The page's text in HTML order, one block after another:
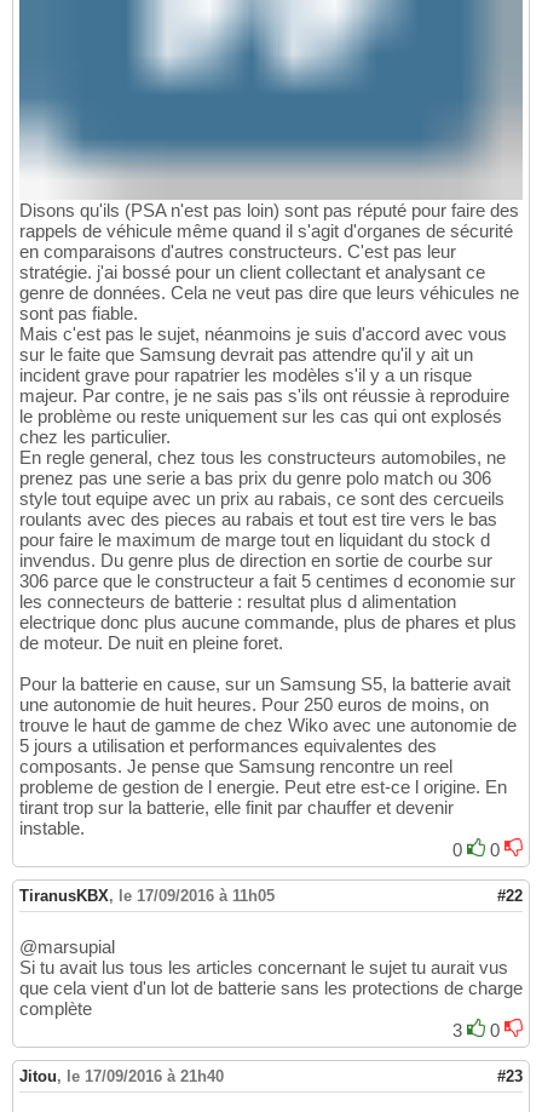
Disons qu'ils (PSA n'est pas loin) sont pas réputé pour faire des
rappels de véhicule même quand il s'agit d'organes de sécurité
en comparaisons d'autres constructeurs. C'est pas leur
stratégie. j'ai bossé pour un client collectant et analysant ce
genre de données. Cela ne veut pas dire que leurs véhicules ne
sont pas fiable.
Mais c'est pas le sujet, néanmoins je suis d'accord avec vous
sur le faite que Samsung devrait pas attendre qu'il y ait un
incident grave pour rapatrier les modèles s'il y a un risque
majeur. Par contre, je ne sais pas s'ils ont réussie à reproduire
le problème ou reste uniquement sur les cas qui ont explosés
chez les particulier.
En regle general, chez tous les constructeurs automobiles, ne
prenez pas une serie a bas prix du genre polo match ou 306
style tout equipe avec un prix au rabais, ce sont des cercueils
roulants avec des pieces au rabais et tout est tire vers le bas
pour faire le maximum de marge tout en liquidant du stock d
invendus. Du genre plus de direction en sortie de courbe sur
306 parce que le constructeur a fait 5 centimes d economie sur
les connecteurs de batterie : resultat plus d alimentation
electrique donc plus aucune commande, plus de phares et plus
de moteur. De nuit en pleine foret.
Pour la batterie en cause, sur un Samsung S5, la batterie avait
une autonomie de huit heures. Pour 250 euros de moins, on
trouve le haut de gamme de chez Wiko avec une autonomie de
5 jours a utilisation et performances equivalentes des
composants. Je pense que Samsung rencontre un reel
probleme de gestion de l energie. Peut etre est-ce l origine. En
tirant trop sur la batterie, elle finit par chauffer et devenir
instable.
0
0
TiranusKBX, le 17/09/2016 à 11h05 #22
@marsupial
Si tu avait lus tous les articles concernant le sujet tu aurait vus
que cela vient d'un lot de batterie sans les protections de charge
complète
3
0
Jitou, le 17/09/2016 à 21h40 #23